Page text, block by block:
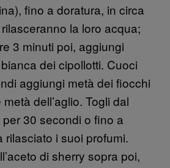
fino a doratura, in circa
la loro acqua;
3 minuti poi, aggiungi
dei cipollotti. Cuoci
aggiungi metà dei fiocchi
dell’aglio. Togli dal
30 secondi o fino a
rilasciato i suoi profumi.
di sherry sopra poi,